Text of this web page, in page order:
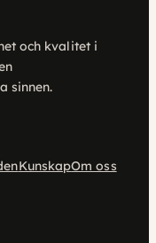
och kvalitet i
sinnen.
KunskapOm oss